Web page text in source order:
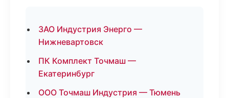
ЗАО Индустрия Энерго —
Нижневартовск
ПК Комплект Точмаш —
Екатеринбург
ООО Точмаш Индустрия — Тюмень